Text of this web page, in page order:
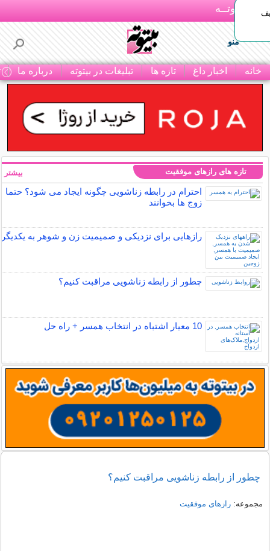
بـیتوتــه
منو
خانه اخبار داغ تازه ها تبلیغات در بیتوته درباره ما
تازه های رازهای موفقیت
احترام در رابطه زناشویی چگونه ایجاد می شود؟ حتما
زوج ها بخوانند
رازهایی برای نزدیکی و صمیمیت زن و شوهر به یکدیگر
چطور از رابطه زناشویی مراقبت کنیم؟
10 معیار اشتباه در انتخاب همسر + راه حل
بیشتر
چطور از رابطه زناشویی مراقبت کنیم؟
مجموعه:رازهای موفقیت